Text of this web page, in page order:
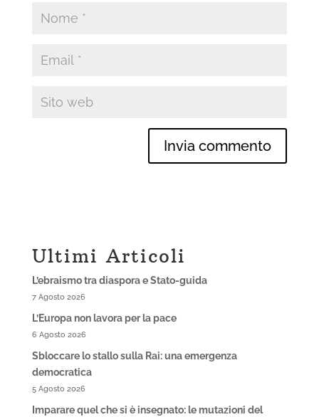
Ultimi Articoli
L’ebraismo tra diaspora e Stato-guida
7 Agosto 2026
L’Europa non lavora per la pace
6 Agosto 2026
Sbloccare lo stallo sulla Rai: una emergenza
democratica
5 Agosto 2026
Imparare quel che si è insegnato: le mutazioni del